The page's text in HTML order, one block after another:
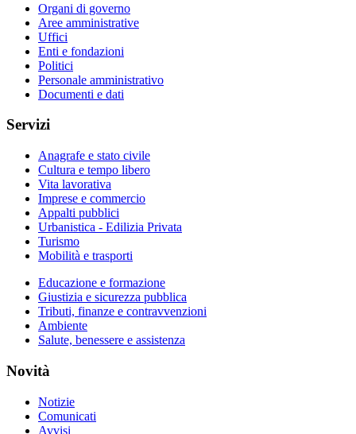
Organi di governo
Aree amministrative
Uffici
Enti e fondazioni
Politici
Personale amministrativo
Documenti e dati
Servizi
Anagrafe e stato civile
Cultura e tempo libero
Vita lavorativa
Imprese e commercio
Appalti pubblici
Urbanistica - Edilizia Privata
Turismo
Mobilità e trasporti
Educazione e formazione
Giustizia e sicurezza pubblica
Tributi, finanze e contravvenzioni
Ambiente
Salute, benessere e assistenza
Novità
Notizie
Comunicati
Avvisi